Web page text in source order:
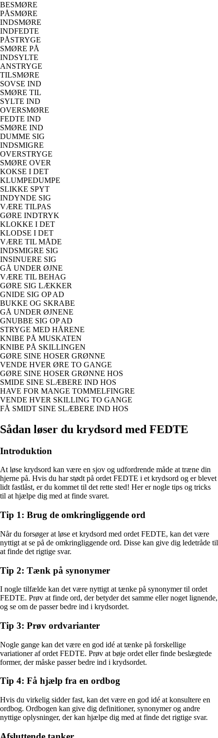
BESMØRE
PÅSMØRE
INDSMØRE
INDFEDTE
PÅSTRYGE
SMØRE PÅ
INDSYLTE
ANSTRYGE
TILSMØRE
SOVSE IND
SMØRE TIL
SYLTE IND
OVERSMØRE
FEDTE IND
SMØRE IND
DUMME SIG
INDSMIGRE
OVERSTRYGE
SMØRE OVER
KOKSE I DET
KLUMPEDUMPE
SLIKKE SPYT
INDYNDE SIG
VÆRE TILPAS
GØRE INDTRYK
KLOKKE I DET
KLODSE I DET
VÆRE TIL MÅDE
INDSMIGRE SIG
INSINUERE SIG
GÅ UNDER ØJNE
VÆRE TIL BEHAG
GØRE SIG LÆKKER
GNIDE SIG OP AD
BUKKE OG SKRABE
GÅ UNDER ØJNENE
GNUBBE SIG OP AD
STRYGE MED HÅRENE
KNIBE PÅ MUSKATEN
KNIBE PÅ SKILLINGEN
GØRE SINE HOSER GRØNNE
VENDE HVER ØRE TO GANGE
GØRE SINE HOSER GRØNNE HOS
SMIDE SINE SLÆBERE IND HOS
HAVE FOR MANGE TOMMELFINGRE
VENDE HVER SKILLING TO GANGE
FÅ SMIDT SINE SLÆBERE IND HOS
Sådan løser du krydsord med FEDTE
Introduktion
At løse krydsord kan være en sjov og udfordrende måde at træne din
hjerne på. Hvis du har stødt på ordet FEDTE i et krydsord og er blevet
lidt fastlåst, er du kommet til det rette sted! Her er nogle tips og tricks
til at hjælpe dig med at finde svaret.
Tip 1: Brug de omkringliggende ord
Når du forsøger at løse et krydsord med ordet FEDTE, kan det være
nyttigt at se på de omkringliggende ord. Disse kan give dig ledetråde til
at finde det rigtige svar.
Tip 2: Tænk på synonymer
I nogle tilfælde kan det være nyttigt at tænke på synonymer til ordet
FEDTE. Prøv at finde ord, der betyder det samme eller noget lignende,
og se om de passer bedre ind i krydsordet.
Tip 3: Prøv ordvarianter
Nogle gange kan det være en god idé at tænke på forskellige
variationer af ordet FEDTE. Prøv at bøje ordet eller finde beslægtede
former, der måske passer bedre ind i krydsordet.
Tip 4: Få hjælp fra en ordbog
Hvis du virkelig sidder fast, kan det være en god idé at konsultere en
ordbog. Ordbogen kan give dig definitioner, synonymer og andre
nyttige oplysninger, der kan hjælpe dig med at finde det rigtige svar.